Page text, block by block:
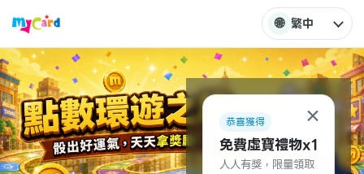
🌐 繁中
×
恭喜獲得
免費虛寶禮物x1
人人有獎，限量領取